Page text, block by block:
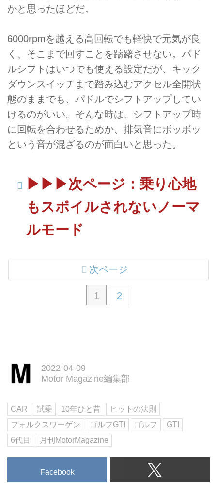
かと思ったほどだ。
6000rpmを越える高回転でも軽快で元気が良
く、そこまで回すことを躊躇させない。パド
ルシフトはいつでも使える設定だが、キック
ダウンスイッチまで踏み込むアクセル全開状
態のままでも、パドルでシフトアップしてい
けるのがいい。そんな時は、シフトアップ時
に回転を合わせるためか、排気音にボッボッ
という音が混ざるのが面白いと思った。
▶︎▶︎▶︎次ページ：乗り心地
もスポイルされないノーマ
ルモード
1 2
次ページ
2022-04-09
Motor Magazine編集部
CAR 試乗 10年ひと昔
ヒットの法則
フォルクスワーゲン
ゴルフGTI ゴルフ
GTI
6代目
月刊MotorMagazine
Facebook